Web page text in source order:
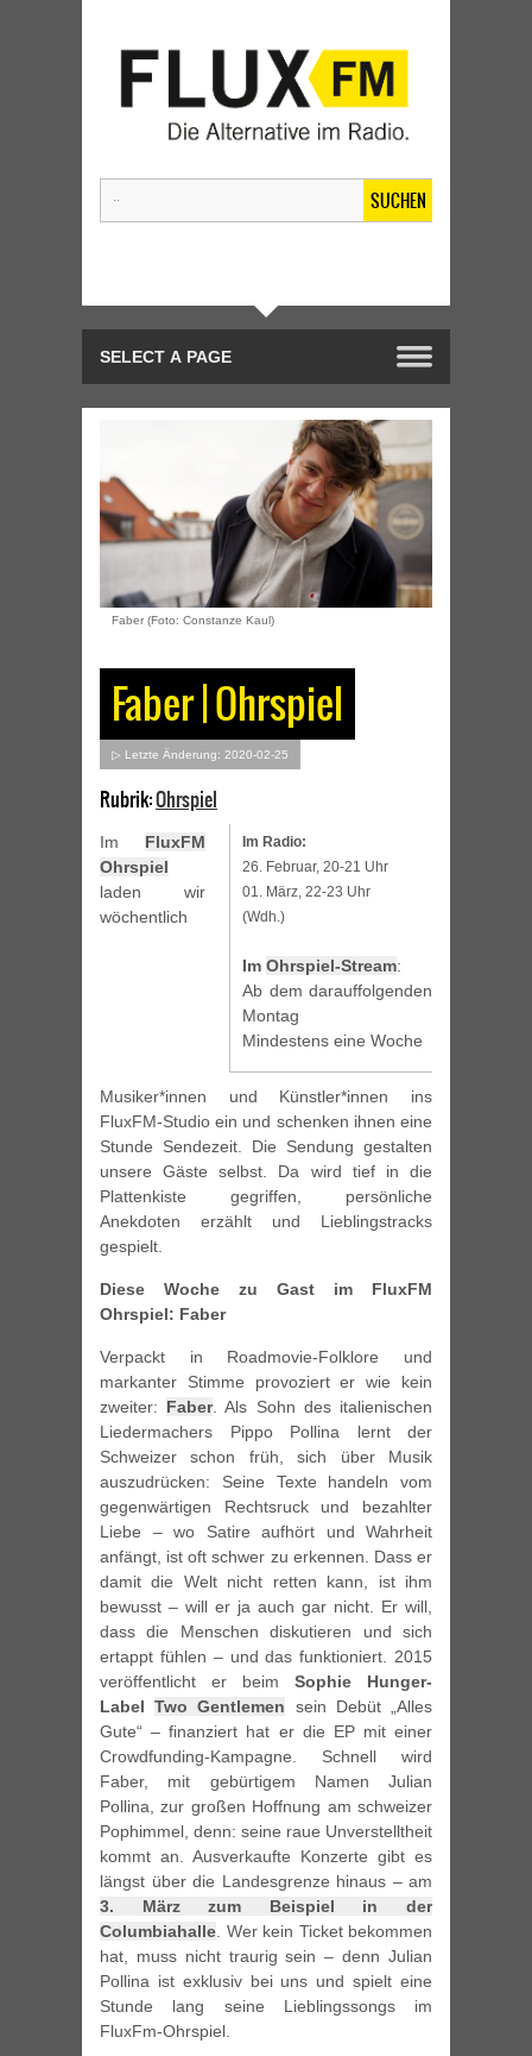
SUCHEN
Faber (Foto: Constanze Kaul)
Faber | Ohrspiel
▷ Letzte Änderung: 2020-02-25
Rubrik:Ohrspiel
Im Radio:
26. Februar, 20-21 Uhr
01. März, 22-23 Uhr
(Wdh.)
Im Ohrspiel-Stream:
Ab dem darauffolgenden
Montag
Mindestens eine Woche
Im FluxFM
Ohrspiel
laden wir
wöchentlich
Musiker*innen und Künstler*innen ins
FluxFM-Studio ein und schenken ihnen eine
Stunde Sendezeit. Die Sendung gestalten
unsere Gäste selbst. Da wird tief in die
Plattenkiste gegriffen, persönliche
Anekdoten erzählt und Lieblingstracks
gespielt.
Diese Woche zu Gast im FluxFM
Ohrspiel: Faber
Verpackt in Roadmovie-Folklore und
markanter Stimme provoziert er wie kein
zweiter: Faber. Als Sohn des italienischen
Liedermachers Pippo Pollina lernt der
Schweizer schon früh, sich über Musik
auszudrücken: Seine Texte handeln vom
gegenwärtigen Rechtsruck und bezahlter
Liebe – wo Satire aufhört und Wahrheit
anfängt, ist oft schwer zu erkennen. Dass er
damit die Welt nicht retten kann, ist ihm
bewusst – will er ja auch gar nicht. Er will,
dass die Menschen diskutieren und sich
ertappt fühlen – und das funktioniert. 2015
veröffentlicht er beim Sophie Hunger-
LabelTwo Gentlemen sein Debüt „Alles
Gute“ – finanziert hat er die EP mit einer
Crowdfunding-Kampagne. Schnell wird
Faber, mit gebürtigem Namen Julian
Pollina, zur großen Hoffnung am schweizer
Pophimmel, denn: seine raue Unverstelltheit
kommt an. Ausverkaufte Konzerte gibt es
längst über die Landesgrenze hinaus – am
3. März zum Beispiel in der
Columbiahalle. Wer kein Ticket bekommen
hat, muss nicht traurig sein – denn Julian
Pollina ist exklusiv bei uns und spielt eine
Stunde lang seine Lieblingssongs im
FluxFm-Ohrspiel.